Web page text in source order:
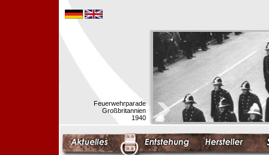
Feuerwehrparade
Großbritannien
1940